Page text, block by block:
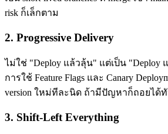
risk ก็เล็กตาม
2. Progressive Delivery
ไม่ใช่ "Deploy แล้วลุ้น" แต่เป็น "Deploy
การใช้ Feature Flags และ Canary
version ใหม่ทีละนิด ถ้ามีปัญหาก็ถอยได้
3. Shift-Left Everything